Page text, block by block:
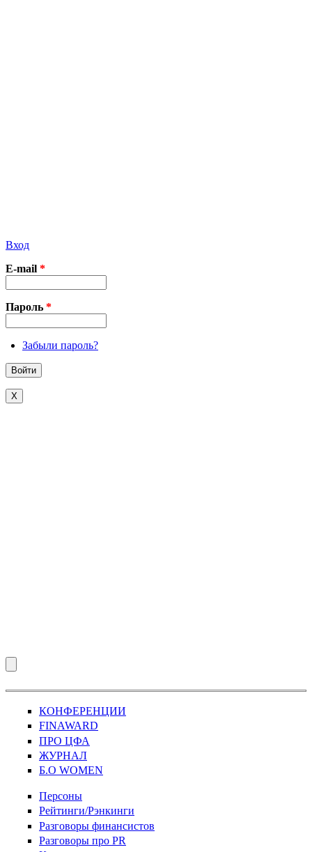
Вход
E-mail *
Пароль *
Забыли пароль?
X
КОНФЕРЕНЦИИ
FINAWARD
ПРО ЦФА
ЖУРНАЛ
Б.О WOMEN
Персоны
Рейтинги/Рэнкинги
Разговоры финансистов
Разговоры про PR